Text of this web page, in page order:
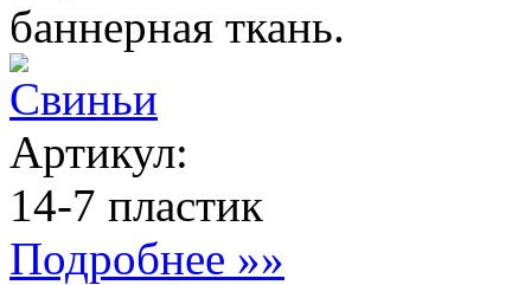
баннерная ткань.
Свиньи
Артикул:
14-7 пластик
Подробнее »»